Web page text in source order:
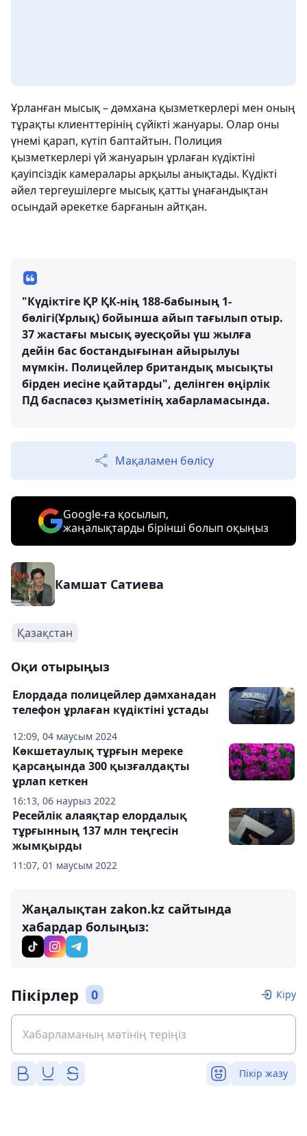
Ұрланған мысық – дәмхана қызметкерлері мен оның
тұрақты клиенттерінің сүйікті жануары. Олар оны
үнемі қарап, күтіп баптайтын. Полиция
қызметкерлері үй жануарын ұрлаған күдіктіні
қауіпсіздік камералары арқылы анықтады. Күдікті
әйел тергеушілерге мысық қатты ұнағандықтан
осындай әрекетке барғанын айтқан.
"Күдіктіге ҚР ҚК-нің 188-бабының 1-
бөлігі(Ұрлық) бойынша айып тағылып отыр.
37 жастағы мысық әуесқойы үш жылға
дейін бас бостандығынан айырылуы
мүмкін. Полицейлер британдық мысықты
бірден иесіне қайтарды", делінген өңірлік
ПД баспасөз қызметінің хабарламасында.
Мақаламен бөлісу
Google-ға қосылып,
жаңалықтарды бірінші болып оқыңыз
Камшат Сатиева
Қазақстан
Оқи отырыңыз
12:09, 04 маусым 2024
Елордада полицейлер дәмханадан
телефон ұрлаған күдіктіні ұстады
16:13, 06 наурыз 2022
Көкшетаулық тұрғын мереке
қарсаңында 300 қызғалдақты
ұрлап кеткен
11:07, 01 маусым 2022
Ресейлік алаяқтар елордалық
тұрғынның 137 млн теңгесін
жымқырды
Жаңалықтан zakon.kz сайтында
хабардар болыңыз:
Пікірлер 0 Кіру
Пікір жазу